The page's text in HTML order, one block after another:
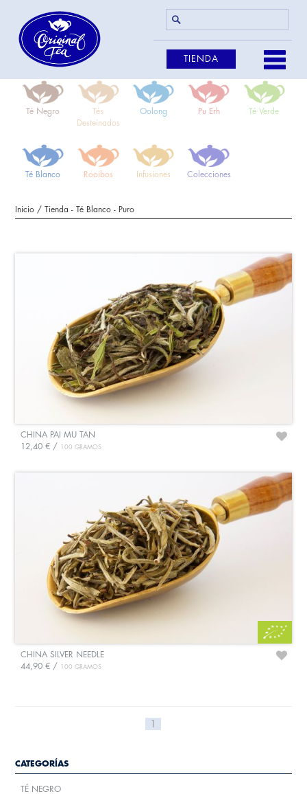
TIENDA
Té Negro
Tés
Desteinados
Oolong Pu Erh Té Verde
Té Blanco Rooibos Infusiones Colecciones
Inicio /Tienda -Té Blanco - Puro
CHINA PAI MU TAN
12,40 € /
100 GRAMOS
CHINA SILVER NEEDLE
44,90 € /
100 GRAMOS
1
CATEGORÍAS
TÉ NEGRO